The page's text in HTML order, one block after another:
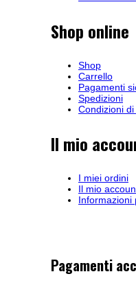
Shop online
Shop
Carrello
Pagamenti
Spedizioni
Condizioni
Il mio
I miei ordini
Il mio
Informazioni
Pagamenti